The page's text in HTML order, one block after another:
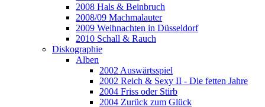
2008 Hals & Beinbruch
2008/09 Machmalauter
2009 Weihnachten in Düsseldorf
2010 Schall & Rauch
Diskographie
Alben
2002 Auswärtsspiel
2002 Reich & Sexy II - Die fetten Jahre
2004 Friss oder Stirb
2004 Zurück zum Glück